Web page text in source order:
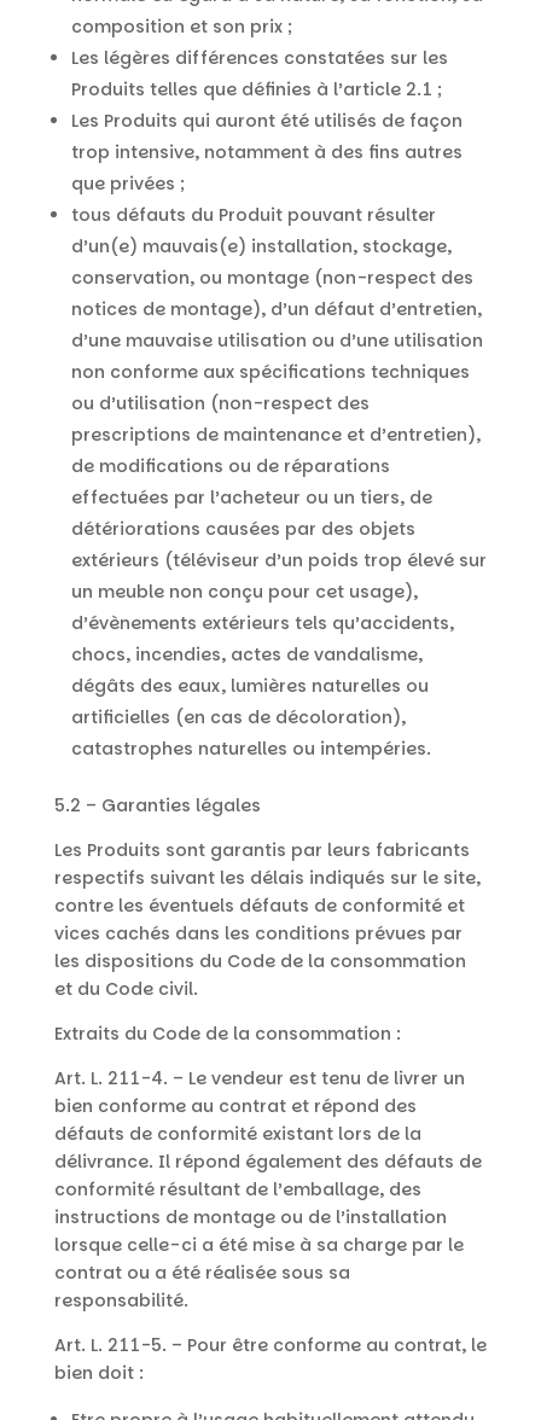
composition et son prix ;
Les légères différences constatées sur les
Produits telles que définies à l’article 2.1 ;
Les Produits qui auront été utilisés de façon
trop intensive, notamment à des fins autres
que privées ;
tous défauts du Produit pouvant résulter
d’un(e) mauvais(e) installation, stockage,
conservation, ou montage (non-respect des
notices de montage), d’un défaut d’entretien,
d’une mauvaise utilisation ou d’une utilisation
non conforme aux spécifications techniques
ou d’utilisation (non-respect des
prescriptions de maintenance et d’entretien),
de modifications ou de réparations
effectuées par l’acheteur ou un tiers, de
détériorations causées par des objets
extérieurs (téléviseur d’un poids trop élevé sur
un meuble non conçu pour cet usage),
d’évènements extérieurs tels qu’accidents,
chocs, incendies, actes de vandalisme,
dégâts des eaux, lumières naturelles ou
artificielles (en cas de décoloration),
catastrophes naturelles ou intempéries.
5.2 – Garanties légales
Les Produits sont garantis par leurs fabricants
respectifs suivant les délais indiqués sur le site,
contre les éventuels défauts de conformité et
vices cachés dans les conditions prévues par
les dispositions du Code de la consommation
et du Code civil.
Extraits du Code de la consommation :
Art. L. 211-4. – Le vendeur est tenu de livrer un
bien conforme au contrat et répond des
défauts de conformité existant lors de la
délivrance. Il répond également des défauts de
conformité résultant de l’emballage, des
instructions de montage ou de l’installation
lorsque celle-ci a été mise à sa charge par le
contrat ou a été réalisée sous sa
responsabilité.
Art. L. 211-5. – Pour être conforme au contrat, le
bien doit :